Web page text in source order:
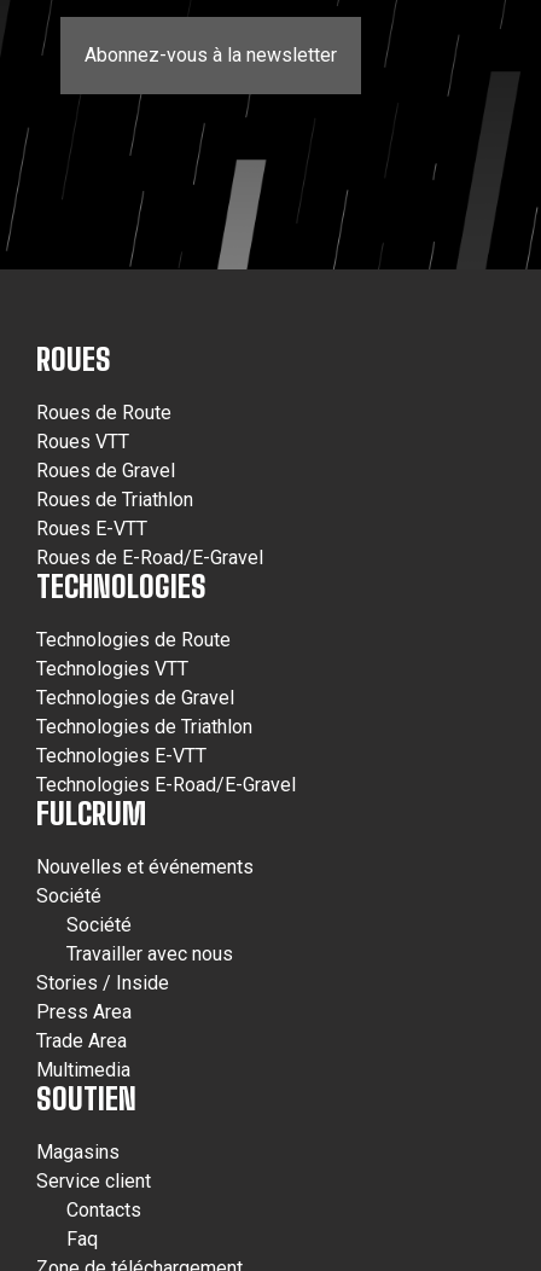
Abonnez-vous à la newsletter
ROUES
Roues de Route
Roues VTT
Roues de Gravel
Roues de Triathlon
Roues E-VTT
Roues de E-Road/E-Gravel
TECHNOLOGIES
Technologies de Route
Technologies VTT
Technologies de Gravel
Technologies de Triathlon
Technologies E-VTT
Technologies E-Road/E-Gravel
FULCRUM
Nouvelles et événements
Société
Société
Travailler avec nous
Stories / Inside
Press Area
Trade Area
Multimedia
SOUTIEN
Magasins
Service client
Contacts
Faq